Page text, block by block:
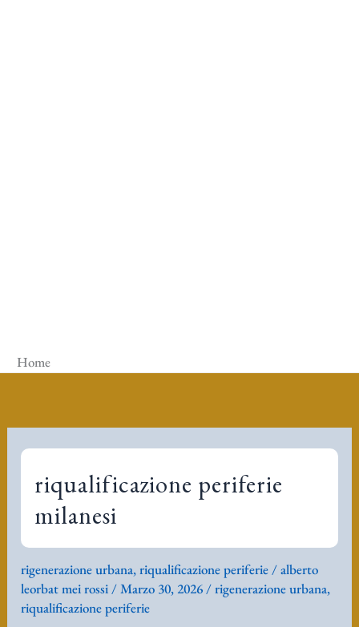
Home
riqualificazione periferie
milanesi
rigenerazione urbana,riqualificazione periferie/alberto
leorbat mei rossi/Marzo 30, 2026/rigenerazione urbana,
riqualificazione periferie